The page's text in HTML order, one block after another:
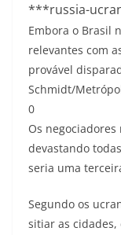
***russia-
Embora o Brasil
relevantes com
provável
Schmidt/
0
Os
devastando
seria uma
Segundo os
sitiar as cidades,